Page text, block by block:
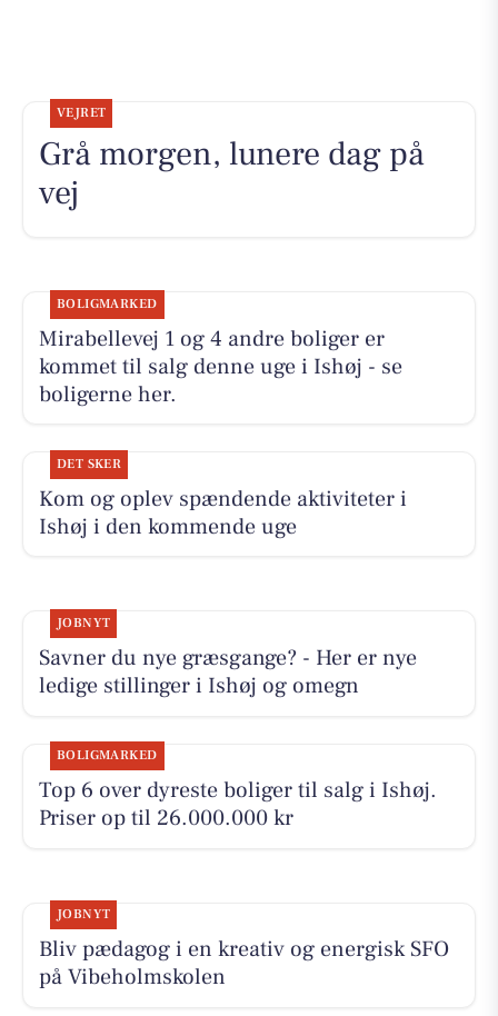
VEJRET
Grå morgen, lunere dag på
vej
BOLIGMARKED
Mirabellevej 1 og 4 andre boliger er
kommet til salg denne uge i Ishøj - se
boligerne her.
DET SKER
Kom og oplev spændende aktiviteter i
Ishøj i den kommende uge
JOBNYT
Savner du nye græsgange? - Her er nye
ledige stillinger i Ishøj og omegn
BOLIGMARKED
Top 6 over dyreste boliger til salg i Ishøj.
Priser op til 26.000.000 kr
JOBNYT
Bliv pædagog i en kreativ og energisk SFO
på Vibeholmskolen